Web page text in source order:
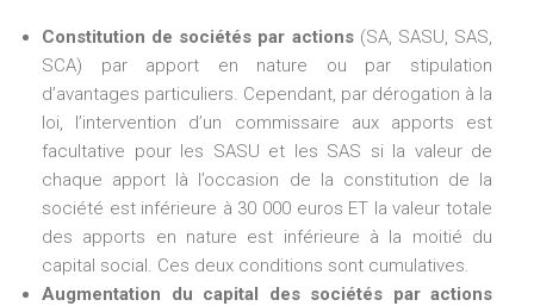
Constitution de sociétés par actions(SA, SASU, SAS,
SCA) par apport en nature ou par stipulation
d’avantages particuliers. Cependant, par dérogation à la
loi, l’intervention d’un commissaire aux apports est
facultative pour les SASU et les SAS si la valeur de
chaque apport là l’occasion de la constitution de la
société est inférieure à 30 000 euros ET la valeur totale
des apports en nature est inférieure à la moitié du
capital social. Ces deux conditions sont cumulatives.
Augmentation du capital des sociétés par actions